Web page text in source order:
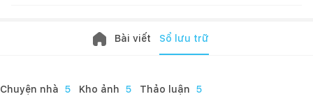
Bài viết Sổ lưu trữ
Chuyện nhà 5 Kho ảnh 5 Thảo luận 5